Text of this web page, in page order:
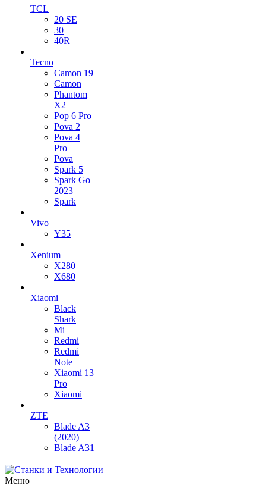
TCL
20 SE
30
40R
Tecno
Camon 19
Camon
Phantom
X2
Pop 6 Pro
Pova 2
Pova 4
Pro
Pova
Spark 5
Spark Go
2023
Spark
Vivo
Y35
Xenium
X280
X680
Xiaomi
Black
Shark
Mi
Redmi
Redmi
Note
Xiaomi 13
Pro
Xiaomi
ZTE
Blade A3
(2020)
Blade A31
Меню